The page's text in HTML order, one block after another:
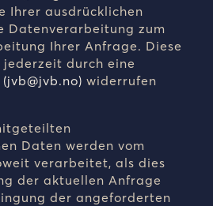
Ihrer ausdrücklichen
Datenverarbeitung zum
Ihrer Anfrage. Diese
durch eine
(jvb@jvb.no) widerrufen
Daten werden vom
verarbeitet, als dies
der aktuellen Anfrage
der angeforderten